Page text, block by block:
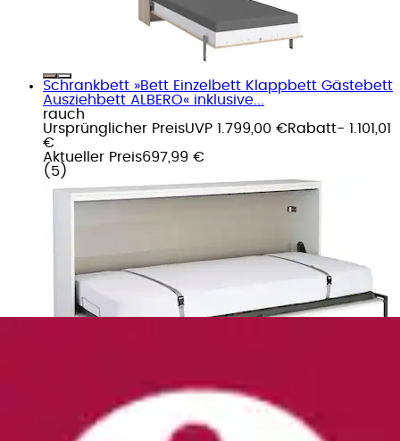
Schrankbett »Bett Einzelbett Klappbett Gästebett
Ausziehbett ALBERO« inklusive...
rauch
Ursprünglicher PreisUVP 1.799,00 €Rabatt- 1.101,01
€
Aktueller Preis697,99 €
( 5 )
Schrankbett »Oregon« wahlweise mit LED-
Beleuchtung